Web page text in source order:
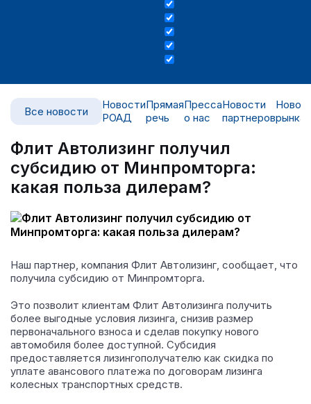
Все новости
Новости
РОАД
Прямая
речь
Пресса
о нас
Новости
партнероврынка
Флит Автолизинг получил
субсидию от Минпромторга:
какая польза дилерам?
Наш партнер, компания Флит Автолизинг, сообщает, что
получила субсидию от Минпромторга.
Это позволит клиентам Флит Автолизинга получить
более выгодные условия лизинга, снизив размер
первоначального взноса и сделав покупку нового
автомобиля более доступной. Субсидия
предоставляется лизингополучателю как скидка по
уплате авансового платежа по договорам лизинга
колесных транспортных средств.